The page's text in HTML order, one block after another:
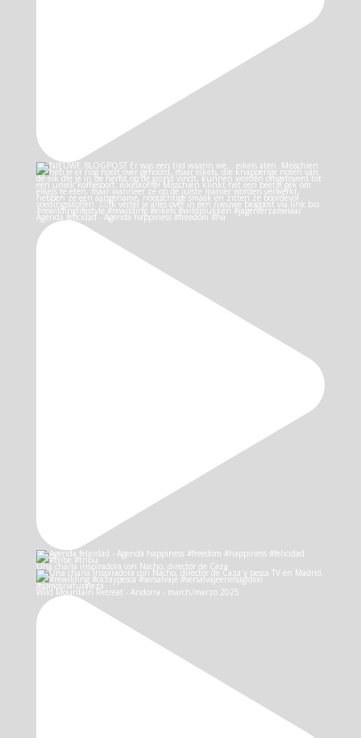
Agenda felicidad - Agenda happiness #freedom #ha
Una charla inspiradora con Nacho, director de Caza
Wild Mountain Retreat - Andorra - march/marzo 2025